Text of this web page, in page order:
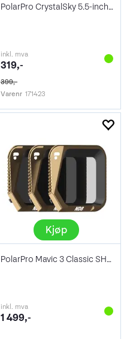
PolarPro CrystalSky 5.5-inch Cover
inkl. mva
319,-
399,-
Varenr 171423
Kjøp
PolarPro Mavic 3 Classic SHUTTER Collec
inkl. mva
1 499,-